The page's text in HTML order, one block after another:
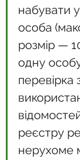
набувати
особа
розмір —
одну
перевірка
реєстру
нерухоме